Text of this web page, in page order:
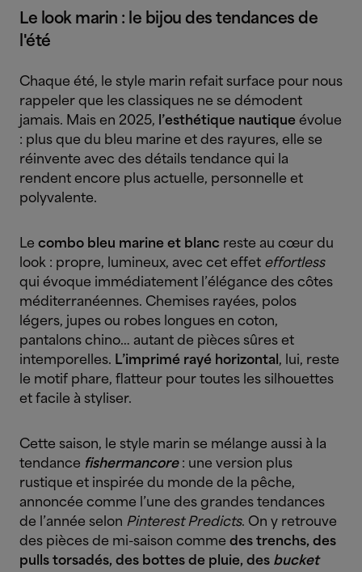
Le look marin : le bijou des tendances de
l'été
Chaque été, le style marin refait surface pour nous
rappeler que les classiques ne se démodent
jamais. Mais en 2025, l’esthétique nautique évolue
: plus que du bleu marine et des rayures, elle se
réinvente avec des détails tendance qui la
rendent encore plus actuelle, personnelle et
polyvalente.
Le combo bleu marine et blanc reste au cœur du
look : propre, lumineux, avec cet effet effortless
qui évoque immédiatement l’élégance des côtes
méditerranéennes. Chemises rayées, polos
légers, jupes ou robes longues en coton,
pantalons chino… autant de pièces sûres et
intemporelles. L’imprimé rayé horizontal , lui, reste
le motif phare, flatteur pour toutes les silhouettes
et facile à styliser.
Cette saison, le style marin se mélange aussi à la
tendance fishermancore: une version plus
rustique et inspirée du monde de la pêche,
annoncée comme l’une des grandes tendances
de l’année selon Pinterest Predicts. On y retrouve
des pièces de mi-saison comme des trenchs, des
pulls torsadés, des bottes de pluie, des bucket